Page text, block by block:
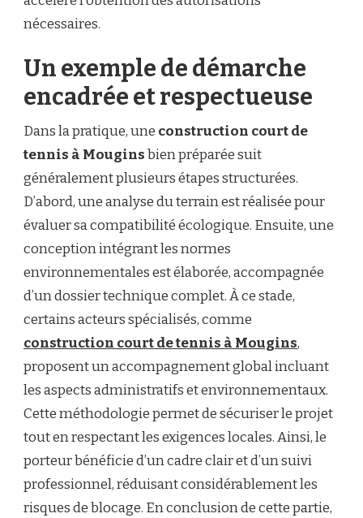
nécessaires.
Un exemple de démarche
encadrée et respectueuse
Dans la pratique, une construction court de
tennis à Mouginsbien préparée suit
généralement plusieurs étapes structurées.
D’abord, une analyse du terrain est réalisée pour
évaluer sa compatibilité écologique. Ensuite, une
conception intégrant les normes
environnementales est élaborée, accompagnée
d’un dossier technique complet. À ce stade,
certains acteurs spécialisés, comme
construction court de tennis à Mougins,
proposent un accompagnement global incluant
les aspects administratifs et environnementaux.
Cette méthodologie permet de sécuriser le projet
tout en respectant les exigences locales. Ainsi, le
porteur bénéficie d’un cadre clair et d’un suivi
professionnel, réduisant considérablement les
risques de blocage. En conclusion de cette partie,